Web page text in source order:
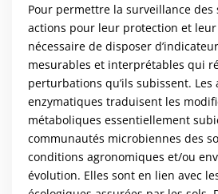
Pour permettre la surveillance des
actions pour leur protection et
nécessaire de disposer
mesurables et interprétables qui
perturbations qu’ils subissent. Les
enzymatiques traduisent les
métaboliques essentiellement
communautés microbiennes des
conditions agronomiques et/ou
évolution. Elles sont en lien avec